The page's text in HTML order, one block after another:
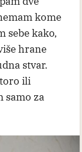
kome
sebe kako,
hrane
stvar.
ili
samo za